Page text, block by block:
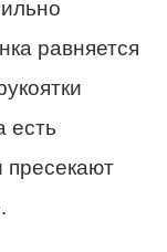
равняется
есть
пресекают